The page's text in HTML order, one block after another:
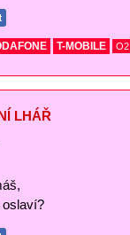
T-MOBILE O2
LHÁŘ
oslaví?